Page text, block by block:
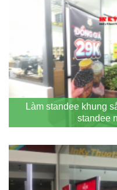
Làm standee khung
standee